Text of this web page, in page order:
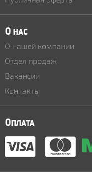
О нас
О нашей компании
Отдел продаж
Вакансии
Контакты
Оплата